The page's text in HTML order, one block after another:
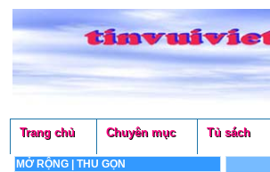
Trang chủ Chuyên mục Tủ sách
MỞ RỘNG| THU GỌN